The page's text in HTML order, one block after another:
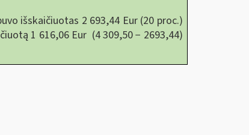
išskaičiuotas 2 693,44 Eur (20 proc.)
1 616,06 Eur (4 309,50 − 2693,44)